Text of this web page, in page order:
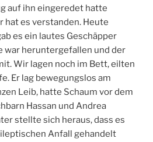
auf ihn eingeredet hatte
hat es verstanden. Heute
es ein lautes Geschäpper
war heruntergefallen und der
Wir lagen noch im Bett, eilten
Er lag bewegungslos am
Leib, hatte Schaum vor dem
Hassan und Andrea
stellte sich heraus, dass es
Anfall gehandelt